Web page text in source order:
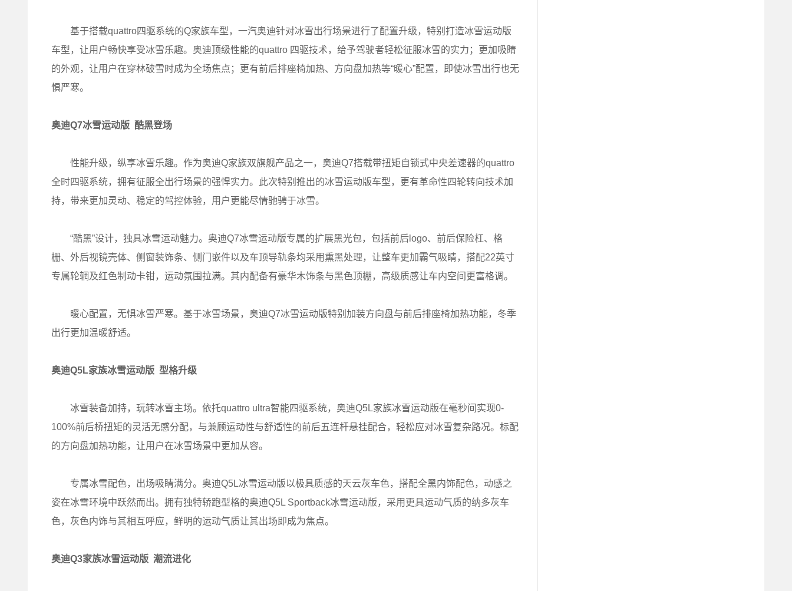
基于搭载quattro四驱系统的Q家族车型，一汽奥迪针对冰雪出行场景进行了配置升级，特别打造冰雪运动版
车型，让用户畅快享受冰雪乐趣。奥迪顶级性能的quattro 四驱技术，给予驾驶者轻松征服冰雪的实力；更加吸睛
的外观，让用户在穿林破雪时成为全场焦点；更有前后排座椅加热、方向盘加热等“暖心”配置，即使冰雪出行也无
惧严寒。
奥迪Q7冰雪运动版 酷黑登场
性能升级，纵享冰雪乐趣。作为奥迪Q家族双旗舰产品之一，奥迪Q7搭载带扭矩自锁式中央差速器的quattro
全时四驱系统，拥有征服全出行场景的强悍实力。此次特别推出的冰雪运动版车型，更有革命性四轮转向技术加
持，带来更加灵动、稳定的驾控体验，用户更能尽情驰骋于冰雪。
“酷黑”设计，独具冰雪运动魅力。奥迪Q7冰雪运动版专属的扩展黑光包，包括前后logo、前后保险杠、格
栅、外后视镜壳体、侧窗装饰条、侧门嵌件以及车顶导轨条均采用熏黑处理，让整车更加霸气吸睛，搭配22英寸
专属轮辋及红色制动卡钳，运动氛围拉满。其内配备有豪华木饰条与黑色顶棚，高级质感让车内空间更富格调。
暖心配置，无惧冰雪严寒。基于冰雪场景，奥迪Q7冰雪运动版特别加装方向盘与前后排座椅加热功能，冬季
出行更加温暖舒适。
奥迪Q5L家族冰雪运动版 型格升级
冰雪装备加持，玩转冰雪主场。依托quattro ultra智能四驱系统，奥迪Q5L家族冰雪运动版在毫秒间实现0-
100%前后桥扭矩的灵活无感分配，与兼顾运动性与舒适性的前后五连杆悬挂配合，轻松应对冰雪复杂路况。标配
的方向盘加热功能，让用户在冰雪场景中更加从容。
专属冰雪配色，出场吸睛满分。奥迪Q5L冰雪运动版以极具质感的天云灰车色，搭配全黑内饰配色，动感之
姿在冰雪环境中跃然而出。拥有独特轿跑型格的奥迪Q5L Sportback冰雪运动版，采用更具运动气质的纳多灰车
色，灰色内饰与其相互呼应，鲜明的运动气质让其出场即成为焦点。
奥迪Q3家族冰雪运动版 潮流进化